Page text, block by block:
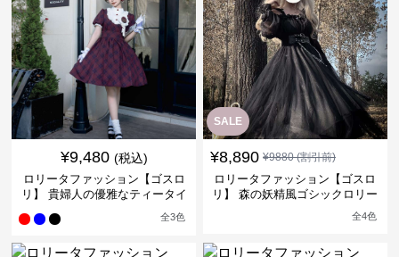
¥9,480 (税込)
ロリータファッション【ゴスロ
リ】 貴婦人の優雅なティータイ
全3色
SALE
¥8,890 ¥9880(割引前)
ロリータファッション【ゴスロ
リ】 森の妖精風ゴシックロリー
全4色